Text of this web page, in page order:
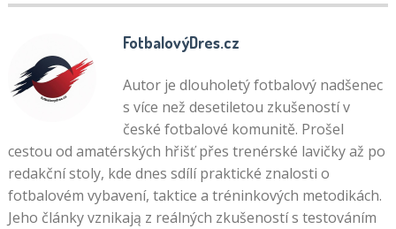
FotbalovýDres.cz
Autor je dlouholetý fotbalový nadšenec
s více než desetiletou zkušeností v
české fotbalové komunitě. Prošel
cestou od amatérských hřišť přes trenérské lavičky až po
redakční stoly, kde dnes sdílí praktické znalosti o
fotbalovém vybavení, taktice a tréninkových metodikách.
Jeho články vznikają z reálných zkušeností s testováním